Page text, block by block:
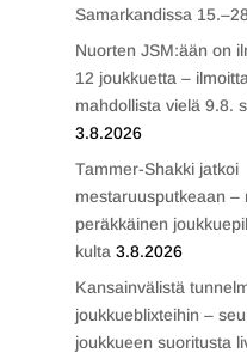
Samarkandissa
Nuorten JSM:ään on
12 joukkuetta –
mahdollista vielä 9.8.
3.8.2026
Tammer-Shakki jatkoi
mestaruusputkeaan –
peräkkäinen
kulta 3.8.2026
Kansainvälistä
joukkueblixteihin –
joukkueen suoritusta